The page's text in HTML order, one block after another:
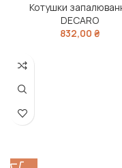
Котушки
DECARO
832,00 ₴